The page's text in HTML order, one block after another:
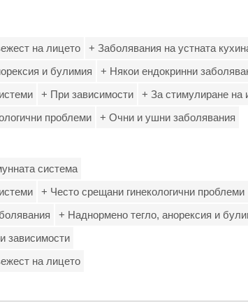
на лицето
+ Заболявания на устната
и булимия
+ Някои ендокринни
+ При зависимости
+ За стимулиране на
проблеми + Очни и ушни заболявания
система
+ Често срещани гинекологични проблеми
+ Наднормено тегло, анорексия и
зависимости
на лицето